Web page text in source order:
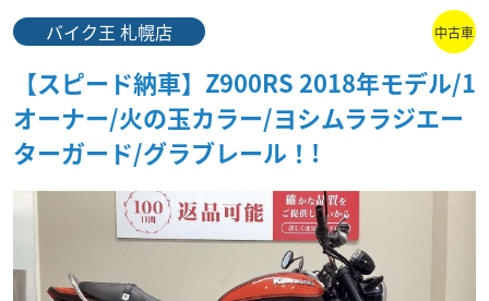
バイク王 札幌店 中古車
【スピード納車】Z900RS 2018年モデル/1
オーナー/火の玉カラー/ヨシムララジエー
ターガード/グラブレール！!